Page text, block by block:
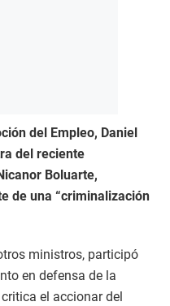
del Empleo, Daniel
del reciente
Boluarte,
de una “criminalización
ministros, participó
en defensa de la
el accionar del